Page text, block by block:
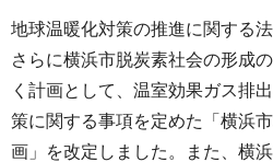
地球温暖化対策の推進に関する
さらに横浜市脱炭素社会の形成
く計画として、温室効果ガス排
策に関する事項を定めた「横浜
画」を改定しました。また、横